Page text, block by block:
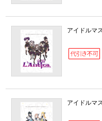
アイドルマ
アイドルマ